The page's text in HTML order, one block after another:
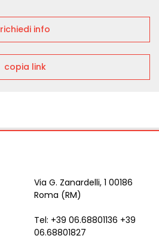
richiedi info
copia link
Via G. Zanardelli, 1 00186
Roma (RM)
Tel: +39 06.68801136 +39
06.68801827